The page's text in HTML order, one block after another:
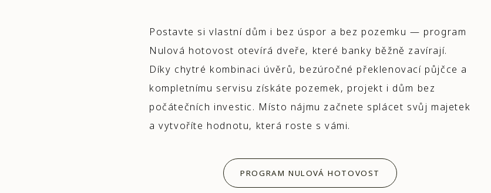
Postavte si vlastní dům i bez úspor a bez pozemku — program
Nulová hotovost otevírá dveře, které banky běžně zavírají.
Díky chytré kombinaci úvěrů, bezúročné překlenovací půjčce a
kompletnímu servisu získáte pozemek, projekt i dům bez
počátečních investic. Místo nájmu začnete splácet svůj majetek
a vytvoříte hodnotu, která roste s vámi.
PROGRAM NULOVÁ HOTOVOST